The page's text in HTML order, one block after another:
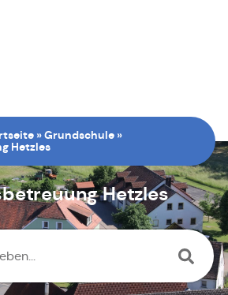
»Grundschule »
Hetzles
Hetzles